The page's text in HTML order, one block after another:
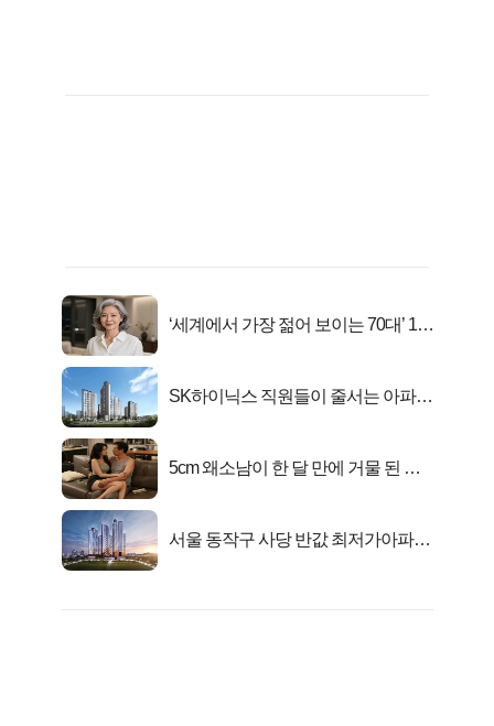
‘세계에서 가장 젊어 보이는 70대’ 1위
SK하이닉스 직원들이 줄서는 아파트
5cm 왜소남이 한 달 만에 거물 된 사
서울 동작구 사당 반값 최저가아파트